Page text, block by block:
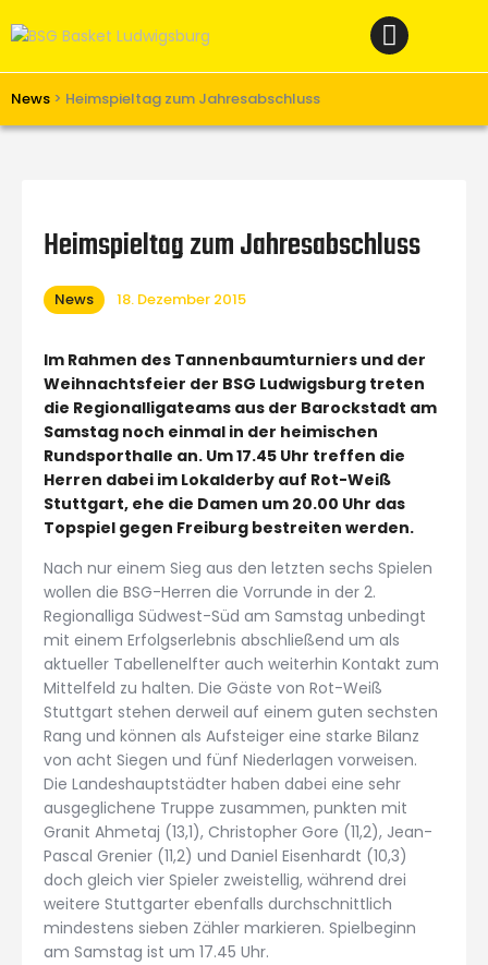
News > Heimspieltag zum Jahresabschluss
Verein
Unterstützen
Links
Heimspieltag zum Jahresabschluss
News 18. Dezember 2015
Im Rahmen des Tannenbaumturniers und der
Weihnachtsfeier der BSG Ludwigsburg treten
die Regionalligateams aus der Barockstadt am
Samstag noch einmal in der heimischen
Rundsporthalle an. Um 17.45 Uhr treffen die
Herren dabei im Lokalderby auf Rot-Weiß
Stuttgart, ehe die Damen um 20.00 Uhr das
Topspiel gegen Freiburg bestreiten werden.
Nach nur einem Sieg aus den letzten sechs Spielen
wollen die BSG-Herren die Vorrunde in der 2.
Regionalliga Südwest-Süd am Samstag unbedingt
mit einem Erfolgserlebnis abschließend um als
aktueller Tabellenelfter auch weiterhin Kontakt zum
Mittelfeld zu halten. Die Gäste von Rot-Weiß
Stuttgart stehen derweil auf einem guten sechsten
Rang und können als Aufsteiger eine starke Bilanz
von acht Siegen und fünf Niederlagen vorweisen.
Die Landeshauptstädter haben dabei eine sehr
ausgeglichene Truppe zusammen, punkten mit
Granit Ahmetaj (13,1), Christopher Gore (11,2), Jean-
Pascal Grenier (11,2) und Daniel Eisenhardt (10,3)
doch gleich vier Spieler zweistellig, während drei
weitere Stuttgarter ebenfalls durchschnittlich
mindestens sieben Zähler markieren. Spielbeginn
am Samstag ist um 17.45 Uhr.